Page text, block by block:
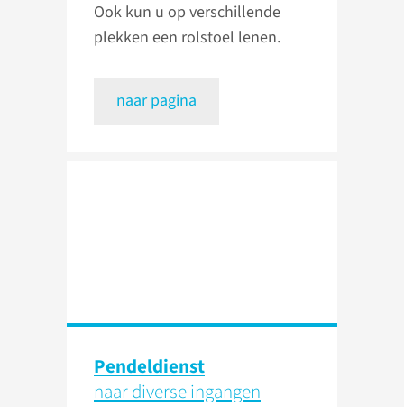
Ook kun u op verschillende
plekken een rolstoel lenen.
naar pagina
Pendeldienst
naar diverse ingangen